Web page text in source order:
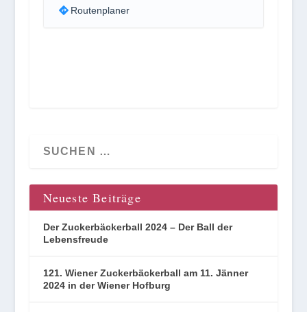
Routenplaner
Neueste Beiträge
Der Zuckerbäckerball 2024 – Der Ball der
Lebensfreude
121. Wiener Zuckerbäckerball am 11. Jänner
2024 in der Wiener Hofburg